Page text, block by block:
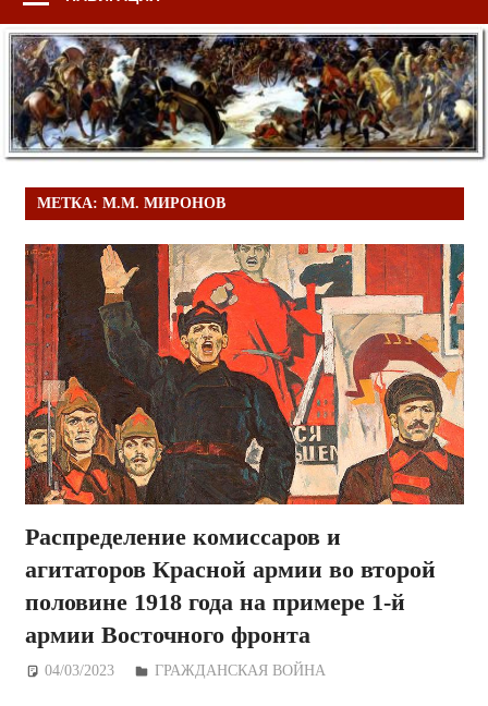
МЕТКА: М.М. МИРОНОВ
Распределение комиссаров и
агитаторов Красной армии во второй
половине 1918 года на примере 1-й
армии Восточного фронта
04/03/2023 Дежурный по Редакции
ГРАЖДАНСКАЯ ВОЙНА